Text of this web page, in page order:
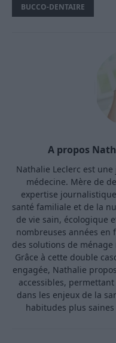
BUCCO-DENTAIRE
A propos
Nathalie Leclerc est
médecine. Mère de
expertise
santé familiale et de la
de vie sain, écologique
nombreuses années
des solutions de ménage
Grâce à cette double
engagée, Nathalie
accessibles,
dans les enjeux de la
habitudes plus